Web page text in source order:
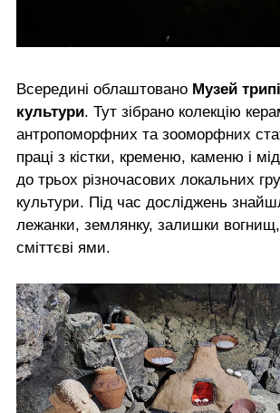
Всередині облаштовано Музей
культури. Тут зібрано колекцію
антропоморфних та зооморфних
праці з кістки, кременю, каменю і
до трьох різночасових локальних
культури. Під час досліджень
лежанки, землянку, залишки вогнищ,
сміттєві ями.